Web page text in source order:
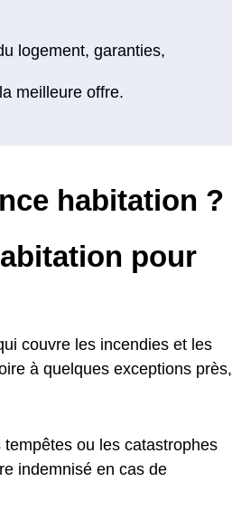
habitation ?
pour
couvre les incendies et les
à quelques exceptions près,
ou les catastrophes
indemnisé en cas de